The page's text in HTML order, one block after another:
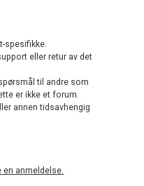
spesifikke.
eller retur av det
til andre som
er ikke et forum.
annen tidsavhengig
en anmeldelse.